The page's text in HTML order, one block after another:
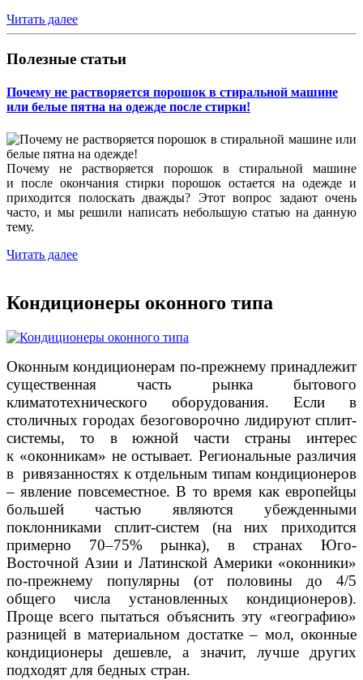
Читать далее
Полезные статьи
Почему не растворяется порошок в стиральной машине
или белые пятна на одежде после стирки!
Почему не растворяется порошок в стиральной машине
и после окончания стирки порошок остается на одежде и
приходится полоскать дважды? Этот вопрос задают очень
часто, и мы решили написать небольшую статью на данную
тему.
Читать далее
Кондиционеры оконного типа
Оконным кондиционерам по-прежнему принадлежит
существенная часть рынка бытового
климатотехнического оборудования. Если в
столичных городах безоговорочно лидируют сплит-
системы, то в южной части страны интерес
к «оконникам» не остывает. Региональные различия
в ривязанностях к отдельным типам кондиционеров
– явление повсеместное. В то время как европейцы
большей частью являются убежденными
поклонниками сплит-систем (на них приходится
примерно 70–75% рынка), в странах Юго-
Восточной Азии и Латинской Америки «оконники»
по-прежнему популярны (от половины до 4/5
общего числа установленных кондиционеров).
Проще всего пытаться объяснить эту «географию»
разницей в материальном достатке – мол, оконные
кондиционеры дешевле, а значит, лучше других
подходят для бедных стран.